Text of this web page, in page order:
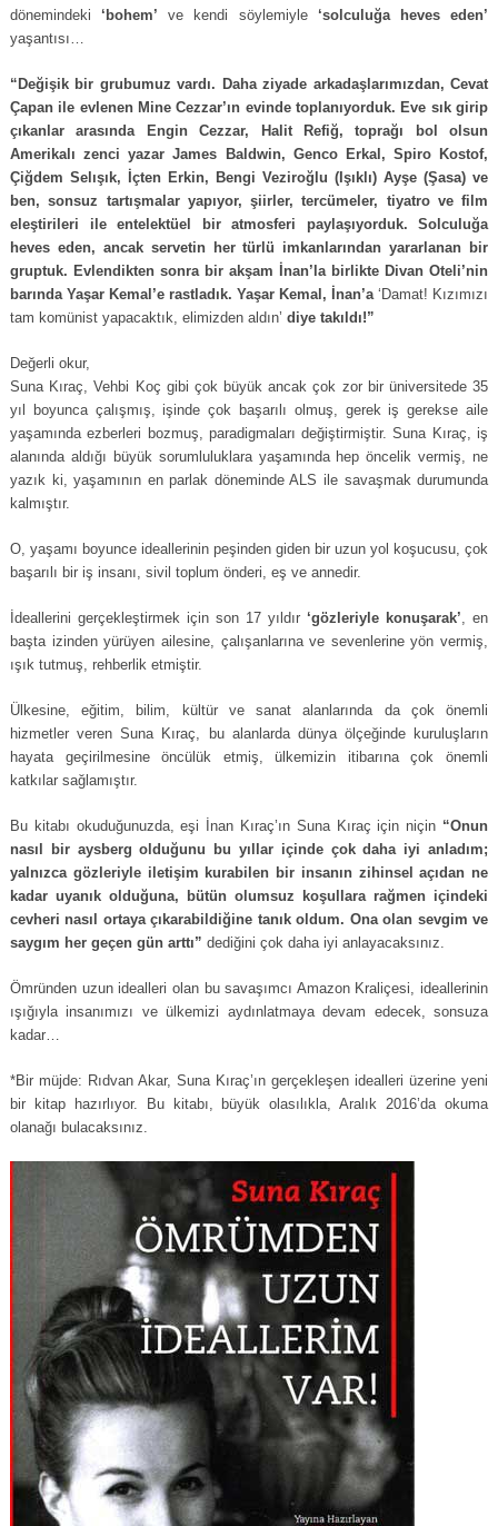
dönemindeki ‘bohem’ ve kendi söylemiyle ‘solculuğa heves eden’
yaşantısı…
“Değişik bir grubumuz vardı. Daha ziyade arkadaşlarımızdan, Cevat
Çapan ile evlenen Mine Cezzar’ın evinde toplanıyorduk. Eve sık girip
çıkanlar arasında Engin Cezzar, Halit Refiğ, toprağı bol olsun
Amerikalı zenci yazar James Baldwin, Genco Erkal, Spiro Kostof,
Çiğdem Selışık, İçten Erkin, Bengi Veziroğlu (Işıklı) Ayşe (Şasa) ve
ben, sonsuz tartışmalar yapıyor, şiirler, tercümeler, tiyatro ve film
eleştirileri ile entelektüel bir atmosferi paylaşıyorduk. Solculuğa
heves eden, ancak servetin her türlü imkanlarından yararlanan bir
gruptuk. Evlendikten sonra bir akşam İnan’la birlikte Divan Oteli’nin
barında Yaşar Kemal’e rastladık. Yaşar Kemal, İnan’a‘Damat! Kızımızı
tam komünist yapacaktık, elimizden aldın’ diye takıldı!”
Değerli okur,
Suna Kıraç, Vehbi Koç gibi çok büyük ancak çok zor bir üniversitede 35
yıl boyunca çalışmış, işinde çok başarılı olmuş, gerek iş gerekse aile
yaşamında ezberleri bozmuş, paradigmaları değiştirmiştir. Suna Kıraç, iş
alanında aldığı büyük sorumluluklara yaşamında hep öncelik vermiş, ne
yazık ki, yaşamının en parlak döneminde ALS ile savaşmak durumunda
kalmıştır.
O, yaşamı boyunce ideallerinin peşinden giden bir uzun yol koşucusu, çok
başarılı bir iş insanı, sivil toplum önderi, eş ve annedir.
İdeallerini gerçekleştirmek için son 17 yıldır ‘gözleriyle konuşarak’, en
başta izinden yürüyen ailesine, çalışanlarına ve sevenlerine yön vermiş,
ışık tutmuş, rehberlik etmiştir.
Ülkesine, eğitim, bilim, kültür ve sanat alanlarında da çok önemli
hizmetler veren Suna Kıraç, bu alanlarda dünya ölçeğinde kuruluşların
hayata geçirilmesine öncülük etmiş, ülkemizin itibarına çok önemli
katkılar sağlamıştır.
Bu kitabı okuduğunuzda, eşi İnan Kıraç’ın Suna Kıraç için niçin “Onun
nasıl bir aysberg olduğunu bu yıllar içinde çok daha iyi anladım;
yalnızca gözleriyle iletişim kurabilen bir insanın zihinsel açıdan ne
kadar uyanık olduğuna, bütün olumsuz koşullara rağmen içindeki
cevheri nasıl ortaya çıkarabildiğine tanık oldum. Ona olan sevgim ve
saygım her geçen gün arttı” dediğini çok daha iyi anlayacaksınız.
Ömründen uzun idealleri olan bu savaşımcı Amazon Kraliçesi, ideallerinin
ışığıyla insanımızı ve ülkemizi aydınlatmaya devam edecek, sonsuza
kadar…
*Bir müjde: Rıdvan Akar, Suna Kıraç’ın gerçekleşen idealleri üzerine yeni
bir kitap hazırlıyor. Bu kitabı, büyük olasılıkla, Aralık 2016’da okuma
olanağı bulacaksınız.